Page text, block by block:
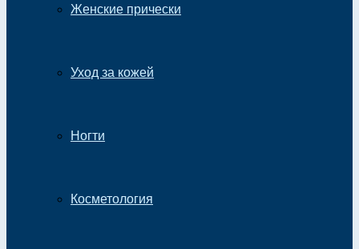
Женские прически
Уход за кожей
Ногти
Косметология